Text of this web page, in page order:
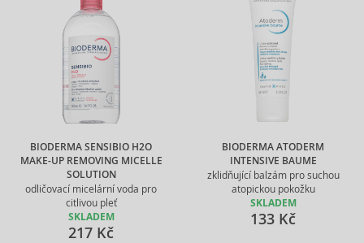
BIODERMA SENSIBIO H2O
MAKE-UP REMOVING MICELLE
SOLUTION
odličovací micelární voda pro
citlivou pleť
SKLADEM
217 Kč
BIODERMA ATODERM
INTENSIVE BAUME
zklidňující balzám pro suchou
atopickou pokožku
SKLADEM
133 Kč